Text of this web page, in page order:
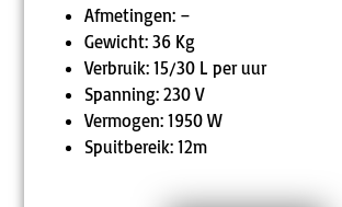
Afmetingen: –
Gewicht: 36 Kg
Verbruik: 15/30 L per uur
Spanning: 230 V
Vermogen: 1950 W
Spuitbereik: 12m